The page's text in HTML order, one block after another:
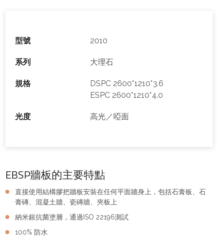
型號 2010
系列 大理石
規格
DSPC 2600*1210*3.6
ESPC 2600*1210*4.0
光度 高光／啞面
EBSP牆板的主要特點
直接使用結構膠把牆板安裝在任何平面牆身上，包括石膏板、石
膏磚、混凝土牆、瓷磚牆、夾板上
納米銀抗菌塗層，通過ISO 22196測試
100% 防水